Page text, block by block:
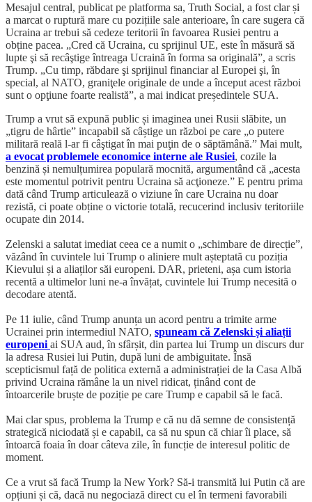
Mesajul central, publicat pe platforma sa, Truth Social, a fost clar și
a marcat o ruptură mare cu pozițiile sale anterioare, în care sugera că
Ucraina ar trebui să cedeze teritorii în favoarea Rusiei pentru a
obține pacea. „Cred că Ucraina, cu sprijinul UE, este în măsură să
lupte şi să recâştige întreaga Ucraină în forma sa originală”, a scris
Trump. „Cu timp, răbdare şi sprijinul financiar al Europei şi, în
special, al NATO, graniţele originale de unde a început acest război
sunt o opţiune foarte realistă”, a mai indicat președintele SUA.
Trump a vrut să expună public și imaginea unei Rusii slăbite, un
„tigru de hârtie” incapabil să câștige un război pe care „o putere
militară reală l-ar fi câştigat în mai puţin de o săptămână.” Mai mult,
a evocat problemele economice interne ale Rusiei, cozile la
benzină și nemulțumirea populară mocnită, argumentând că „acesta
este momentul potrivit pentru Ucraina să acţioneze.” E pentru prima
dată când Trump articulează o viziune în care Ucraina nu doar
rezistă, ci poate obține o victorie totală, recucerind inclusiv teritoriile
ocupate din 2014.
Zelenski a salutat imediat ceea ce a numit o „schimbare de direcție”,
văzând în cuvintele lui Trump o aliniere mult așteptată cu poziția
Kievului și a aliaților săi europeni. DAR, prieteni, așa cum istoria
recentă a ultimelor luni ne-a învățat, cuvintele lui Trump necesită o
decodare atentă.
Pe 11 iulie, când Trump anunța un acord pentru a trimite arme
Ucrainei prin intermediul NATO, spuneam că Zelenski și aliații
europeni ai SUA aud, în sfârșit, din partea lui Trump un discurs dur
la adresa Rusiei lui Putin, după luni de ambiguitate. Însă
scepticismul față de politica externă a administrației de la Casa Albă
privind Ucraina rămâne la un nivel ridicat, ținând cont de
întoarcerile bruște de poziție pe care Trump e capabil să le facă.
Mai clar spus, problema la Trump e că nu dă semne de consistență
strategică niciodată și e capabil, ca să nu spun că chiar îi place, să
întoarcă foaia în doar câteva zile, în funcție de interesul politic de
moment.
Ce a vrut să facă Trump la New York? Să-i transmită lui Putin că are
opțiuni și că, dacă nu negociază direct cu el în termeni favorabili